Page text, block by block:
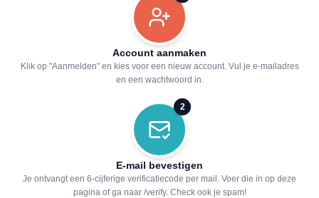
Account aanmaken
Klik op "Aanmelden" en kies voor een nieuw account. Vul je e-mailadres
en een wachtwoord in.
2
E-mail bevestigen
Je ontvangt een 6-cijferige verificatiecode per mail. Voer die in op deze
pagina of ga naar /verify. Check ook je spam!